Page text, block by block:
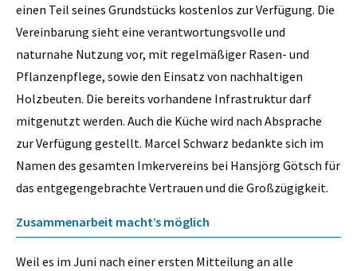
einen Teil seines Grundstücks kostenlos zur Verfügung. Die
Vereinbarung sieht eine verantwortungsvolle und
naturnahe Nutzung vor, mit regelmäßiger Rasen- und
Pflanzenpflege, sowie den Einsatz von nachhaltigen
Holzbeuten. Die bereits vorhandene Infrastruktur darf
mitgenutzt werden. Auch die Küche wird nach Absprache
zur Verfügung gestellt. Marcel Schwarz bedankte sich im
Namen des gesamten Imkervereins bei Hansjörg Götsch für
das entgegengebrachte Vertrauen und die Großzügigkeit.
Zusammenarbeit macht’s möglich
Weil es im Juni nach einer ersten Mitteilung an alle